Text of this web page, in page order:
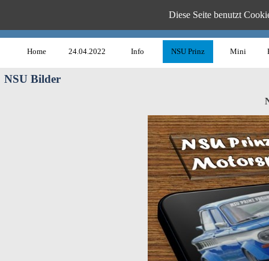
Diese Seite benutzt
Home 24.04.2022 Info NSU Prinz Mini
NSU Bilder